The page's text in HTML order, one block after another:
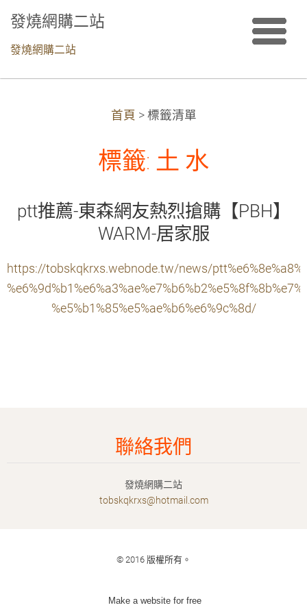
發燒網購二站
發燒網購二站
首頁 > 標籤清單
標籤: 土 水
ptt推薦-東森網友熱烈搶購【PBH】
WARM-居家服
https://tobskqkrxs.webnode.tw/news/
%e5%b1%85%e5%ae%b6%e6%9c%8d/
聯絡我們
發燒網購二站
tobskqkrxs@hotmail.com
© 2016 版權所有。
Make a website for free